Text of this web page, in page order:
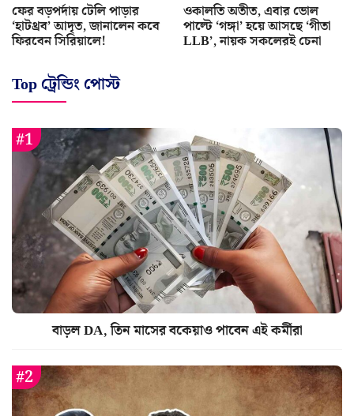
ফের বড়পর্দায় টেলি পাড়ার
‘হাটথ্রব’ আদৃত, জানালেন কবে
ফিরবেন সিরিয়ালে!
ওকালতি অতীত, এবার ভোল
পাল্টে ‘গঙ্গা’ হয়ে আসছে ‘গীতা
LLB’, নায়ক সকলেরই চেনা
Top ট্রেন্ডিং পোস্ট
বাড়ল DA, তিন মাসের বকেয়াও পাবেন এই কর্মীরা